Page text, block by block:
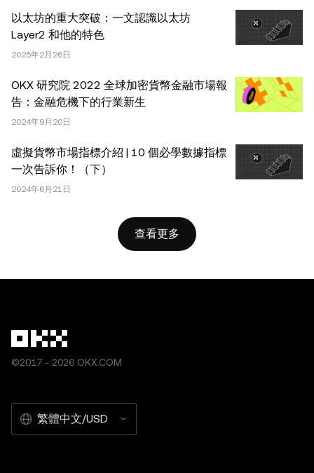
OKX，經許可使用。”允許的摘錄必須引用文章名稱並包含
出處，例如“文章名稱，[作者姓名 (如適用)]，© 2025
OKX”。部分內容可能由人工智能（AI）工具生成或輔助生
成。不允許對本文進行衍生作品或其他用途。
以太坊的重大突破：一文認識以太坊
Layer2 和他的特色
2025年2月26日
OKX 研究院 2022 全球加密貨幣金融市場報
告：金融危機下的行業新生
2024年9月20日
虛擬貨幣市場指標介紹 | 10 個必學數據指標
一次告訴你！（下）
2024年6月21日
查看更多
©2017 - 2026 OKX.COM
繁體中文/USD